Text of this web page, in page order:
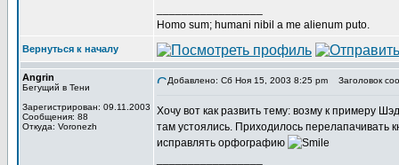
Homo sum; humani nibil a me alienum puto.
Вернуться к началу
Angrin
Бегущий в Тени
Зарегистрирован: 09.11.2003
Сообщения: 88
Откуда: Voronezh
Добавлено: Сб Ноя 15, 2003 8:25 pm Заголовок
Хочу вот как развить тему: возму к примеру
там устоялись. Приходилось перелапачивать
исправлять орфографию